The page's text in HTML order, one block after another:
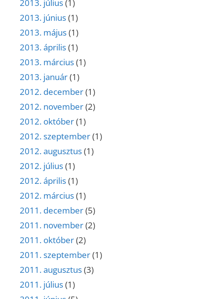
2013. július(1)
2013. június(1)
2013. május(1)
2013. április(1)
2013. március(1)
2013. január(1)
2012. december(1)
2012. november(2)
2012. október(1)
2012. szeptember(1)
2012. augusztus(1)
2012. július(1)
2012. április(1)
2012. március(1)
2011. december(5)
2011. november(2)
2011. október(2)
2011. szeptember(1)
2011. augusztus(3)
2011. július(1)